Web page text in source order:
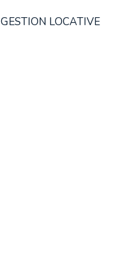
GESTION LOCATIVE